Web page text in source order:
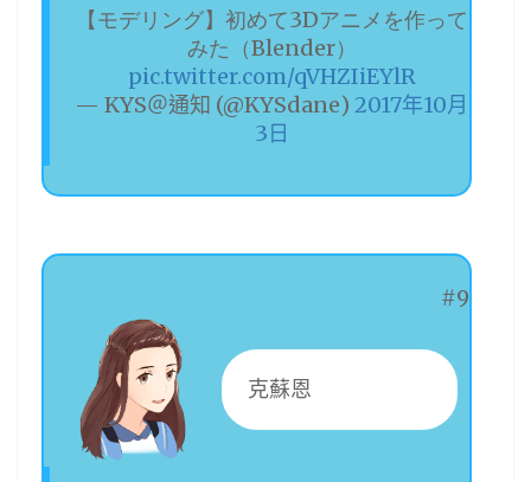
【モデリング】初めて3Dアニメを作って
みた（Blender）
pic.twitter.com/qVHZIiEYlR
— KYS＠通知 (@KYSdane) 2017年10月
3日
#9
克蘇恩